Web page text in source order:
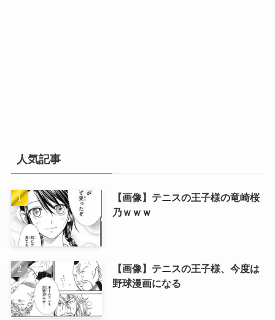
人気記事
【画像】テニスの王子様の竜崎桜
乃ｗｗｗ
【画像】テニスの王子様、今度は
野球漫画になる